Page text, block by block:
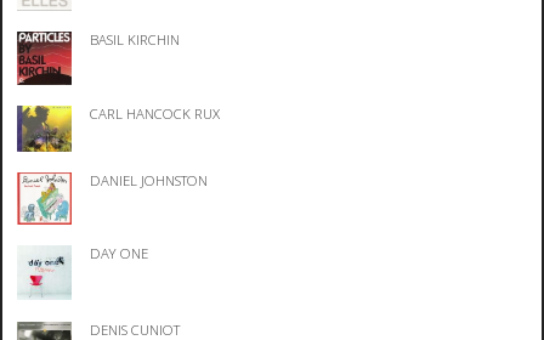
BASIL KIRCHIN
CARL HANCOCK RUX
DANIEL JOHNSTON
DAY ONE
DENIS CUNIOT